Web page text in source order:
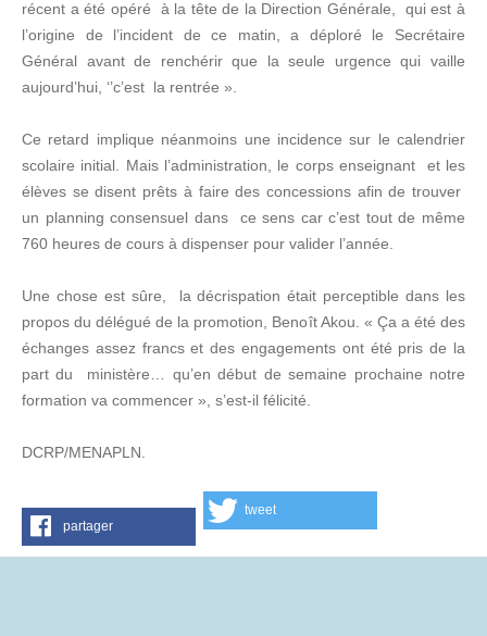
récent a été opéré à la tête de la Direction Générale, qui est à
l’origine de l’incident de ce matin, a déploré le Secrétaire
Général avant de renchérir que la seule urgence qui vaille
aujourd’hui, ‘’c’est la rentrée ».
Ce retard implique néanmoins une incidence sur le calendrier
scolaire initial. Mais l’administration, le corps enseignant et les
élèves se disent prêts à faire des concessions afin de trouver
un planning consensuel dans ce sens car c’est tout de même
760 heures de cours à dispenser pour valider l’année.
Une chose est sûre, la décrispation était perceptible dans les
propos du délégué de la promotion, Benoît Akou. « Ça a été des
échanges assez francs et des engagements ont été pris de la
part du ministère… qu’en début de semaine prochaine notre
formation va commencer », s’est-il félicité.
DCRP/MENAPLN.
partager
tweet